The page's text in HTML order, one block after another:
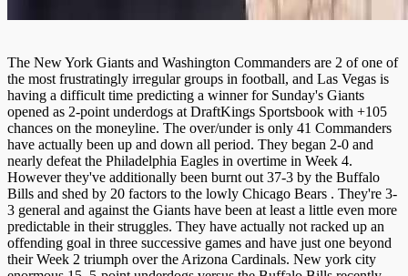
The New York Giants and Washington Commanders are 2 of one of
the most frustratingly irregular groups in football, and Las Vegas is
having a difficult time predicting a winner for Sunday's Giants
opened as 2-point underdogs at DraftKings Sportsbook with +105
chances on the moneyline. The over/under is only 41 Commanders
have actually been up and down all period. They began 2-0 and
nearly defeat the Philadelphia Eagles in overtime in Week 4.
However they've additionally been burnt out 37-3 by the Buffalo
Bills and shed by 20 factors to the lowly Chicago Bears . They're 3-
3 general and against the Giants have been at least a little even more
predictable in their struggles. They have actually not racked up an
offending goal in three successive games and have just one beyond
their Week 2 triumph over the Arizona Cardinals. New york city